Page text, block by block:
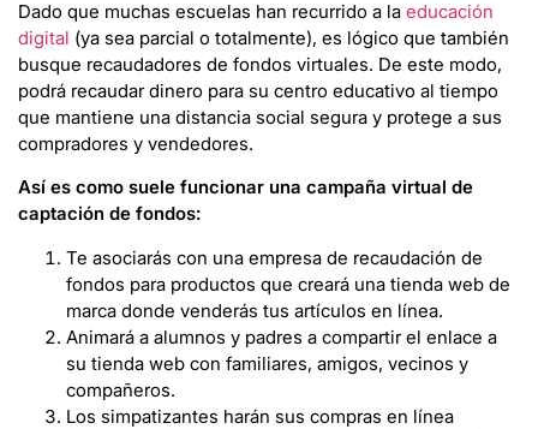
Dado que muchas escuelas han recurrido a la educación
digital (ya sea parcial o totalmente), es lógico que también
busque recaudadores de fondos virtuales. De este modo,
podrá recaudar dinero para su centro educativo al tiempo
que mantiene una distancia social segura y protege a sus
compradores y vendedores.
Así es como suele funcionar una campaña virtual de
captación de fondos:
Te asociarás con una empresa de recaudación de
fondos para productos que creará una tienda web de
marca donde venderás tus artículos en línea.
Animará a alumnos y padres a compartir el enlace a
su tienda web con familiares, amigos, vecinos y
compañeros.
Los simpatizantes harán sus compras en línea